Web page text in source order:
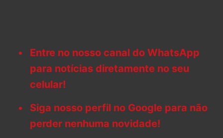
Entre no nosso canal do WhatsApp
para notícias diretamente no seu
celular!
Siga nosso perfil no Google para não
perder nenhuma novidade!